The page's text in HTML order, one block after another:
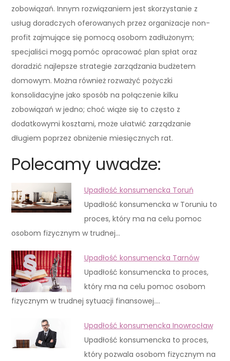
zobowiązań. Innym rozwiązaniem jest skorzystanie z
usług doradczych oferowanych przez organizacje non-
profit zajmujące się pomocą osobom zadłużonym;
specjaliści mogą pomóc opracować plan spłat oraz
doradzić najlepsze strategie zarządzania budżetem
domowym. Można również rozważyć pożyczki
konsolidacyjne jako sposób na połączenie kilku
zobowiązań w jedno; choć wiąże się to często z
dodatkowymi kosztami, może ułatwić zarządzanie
długiem poprzez obniżenie miesięcznych rat.
Polecamy uwadze:
Upadłość konsumencka Toruń
Upadłość konsumencka w Toruniu to
proces, który ma na celu pomoc
osobom fizycznym w trudnej…
Upadłość konsumencka Tarnów
Upadłość konsumencka to proces,
który ma na celu pomoc osobom
fizycznym w trudnej sytuacji finansowej.…
Upadłość konsumencka Inowrocław
Upadłość konsumencka to proces,
który pozwala osobom fizycznym na